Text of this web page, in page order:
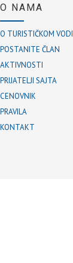
O NAMA
O TURISTIČKOM
POSTANITE ČLAN
AKTIVNOSTI
PRIJATELJI SAJTA
CENOVNIK
PRAVILA
KONTAKT